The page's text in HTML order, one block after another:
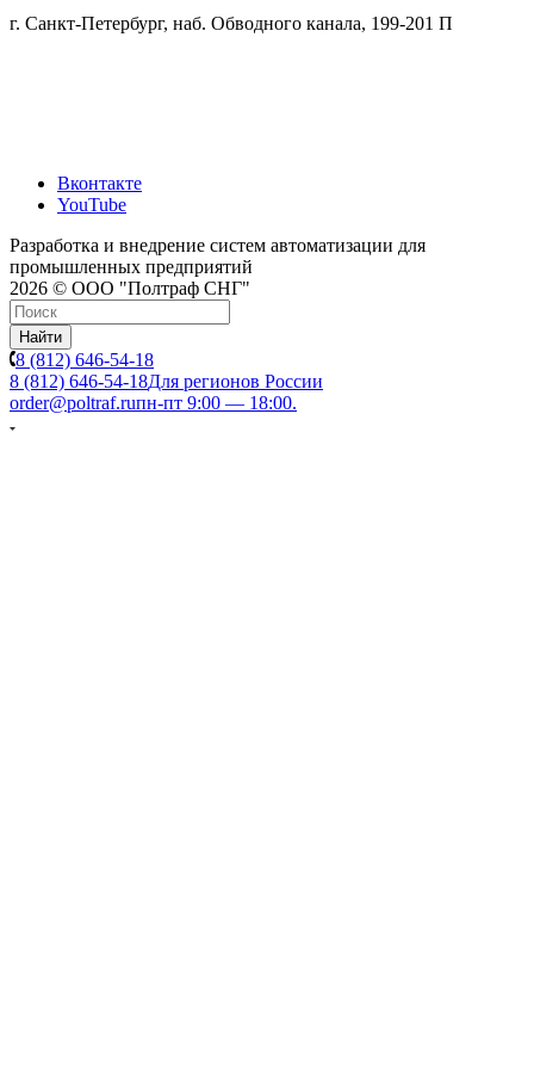
г. Санкт-Петербург, наб. Обводного канала, 199-201 П
Вконтакте
YouTube
Разработка и внедрение систем автоматизации для
промышленных предприятий
2026 © ООО "Полтраф СНГ"
Найти
8 (812) 646-54-18
8 (812) 646-54-18Для регионов России
order@poltraf.ruпн-пт 9:00 — 18:00.